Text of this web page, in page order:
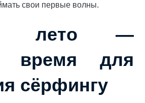
свои первые волны.
лето —
время для
сёрфингу